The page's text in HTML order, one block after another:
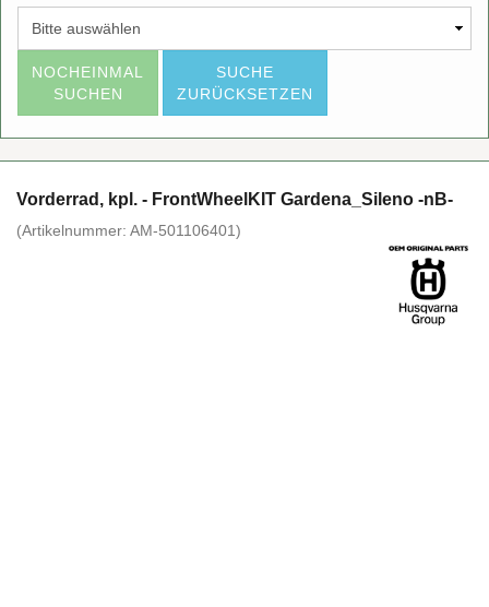
NOCHEINMAL
SUCHEN
SUCHE
ZURÜCKSETZEN
Vor­der­rad, kpl. - Front­Wheel­KIT Gar­de­na_­Si­le­no -nB-
(Ar­ti­kel­num­mer: AM-​501106401)